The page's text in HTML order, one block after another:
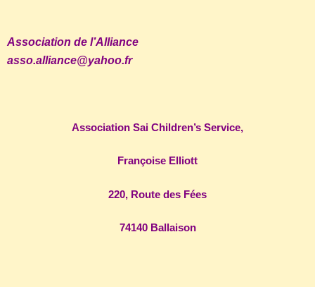
Association de l’Alliance
asso.alliance@yahoo.fr
Association Sai Children’s Service,
Françoise Elliott
220, Route des Fées
74140 Ballaison